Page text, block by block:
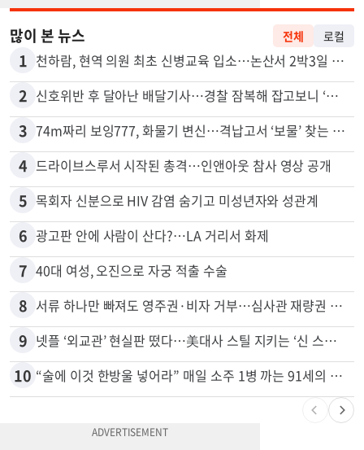
많이 본 뉴스 전체 로컬
1 천하람, 현역 의원 최초 신병교육 입소…논산서 2박3일 생활
2 신호위반 후 달아난 배달기사…경찰 잠복해 잡고보니 ‘반전’
3 74m짜리 보잉777, 화물기 변신…격납고서 ‘보물’ 찾는 인천공항
4 드라이브스루서 시작된 총격…인앤아웃 참사 영상 공개
5 목회자 신분으로 HIV 감염 숨기고 미성년자와 성관계
6 광고판 안에 사람이 산다?…LA 거리서 화제
7 40대 여성, 오진으로 자궁 적출 수술
8 서류 하나만 빠져도 영주권·비자 거부…심사관 재량권 대폭 확대
9 넷플 ‘외교관’ 현실판 떴다…美대사 스틸 지키는 ‘신 스틸러’
10 “술에 이것 한방울 넣어라” 매일 소주 1병 까는 91세의 철칙